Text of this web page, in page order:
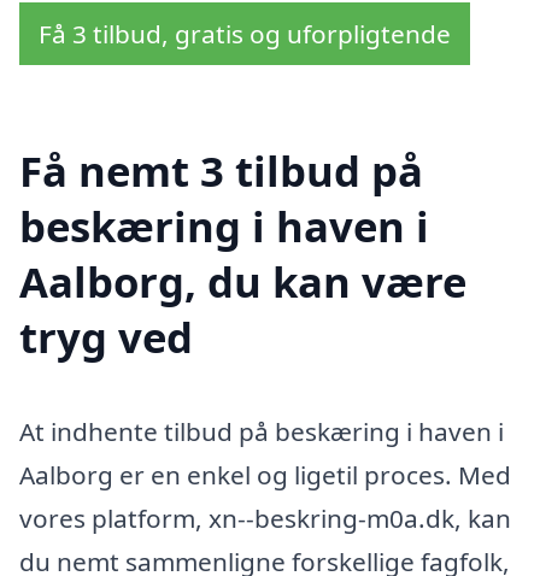
Få 3 tilbud, gratis og uforpligtende
Få nemt 3 tilbud på
beskæring i haven i
Aalborg, du kan være
tryg ved
At indhente tilbud på beskæring i haven i
Aalborg er en enkel og ligetil proces. Med
vores platform, xn--beskring-m0a.dk, kan
du nemt sammenligne forskellige fagfolk,